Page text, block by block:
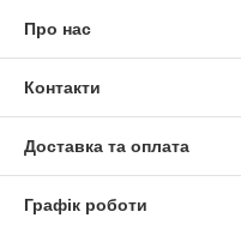
Про нас
Контакти
Доставка та оплата
Графік роботи